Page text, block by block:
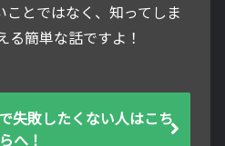
ことではなく、知ってしま
る簡単な話ですよ！
失敗したくない人はこち
らへ！